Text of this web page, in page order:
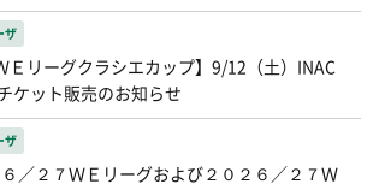
ザ
Ｅリーグクラシエカップ】9/12（土）INAC
ケット販売のお知らせ
ザ
６／２７ＷＥリーグおよび２０２６／２７Ｗ